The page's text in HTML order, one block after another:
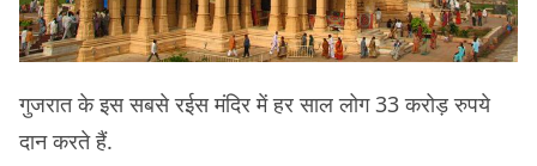
गुजरात के इस सबसे रईस मंदिर में हर साल लोग 33 करोड़ रुपये
दान करते हैं.